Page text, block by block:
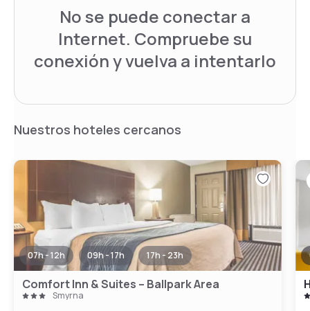
No se puede conectar a
Internet. Compruebe su
conexión y vuelva a intentarlo
Nuestros hoteles cercanos
07h - 12h 09h - 17h 17h - 23h
Comfort Inn & Suites – Ballpark Area
Smyrna